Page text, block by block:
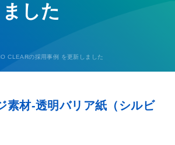
した
CLEARの採用事例 を更新しました
素材-透明バリア紙（シルビ